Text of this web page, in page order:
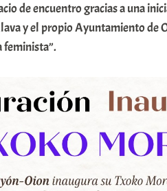
de encuentro gracias a una
y el propio Ayuntamiento de